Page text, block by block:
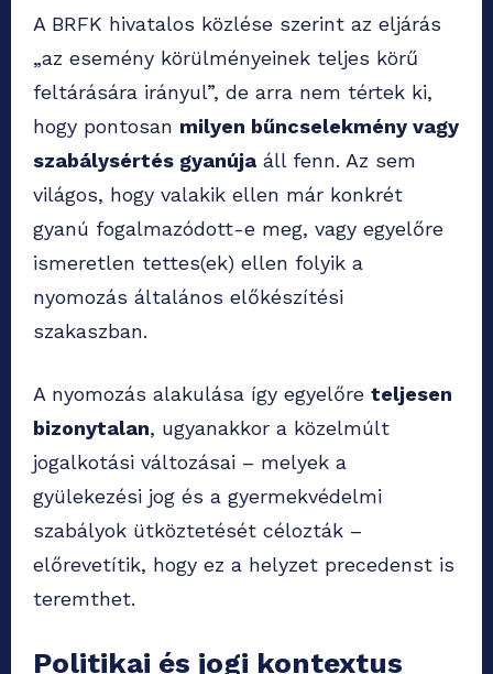
A BRFK hivatalos közlése szerint az eljárás
„az esemény körülményeinek teljes körű
feltárására irányul”, de arra nem tértek ki,
hogy pontosan milyen bűncselekmény vagy
szabálysértés gyanúja áll fenn. Az sem
világos, hogy valakik ellen már konkrét
gyanú fogalmazódott-e meg, vagy egyelőre
ismeretlen tettes(ek) ellen folyik a
nyomozás általános előkészítési
szakaszban.
A nyomozás alakulása így egyelőre teljesen
bizonytalan, ugyanakkor a közelmúlt
jogalkotási változásai – melyek a
gyülekezési jog és a gyermekvédelmi
szabályok ütköztetését célozták –
előrevetítik, hogy ez a helyzet precedenst is
teremthet.
Politikai és jogi kontextus